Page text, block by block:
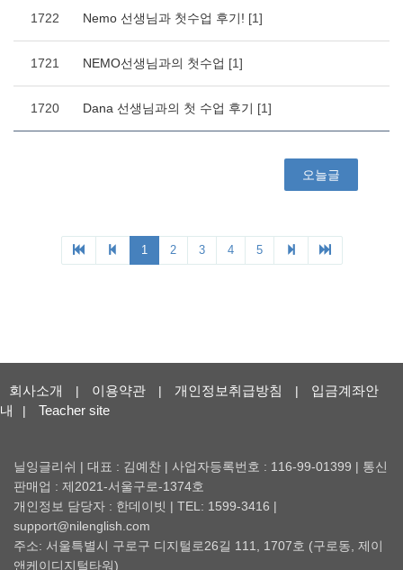
회사소개 | 이용약관 | 개인정보취급방침 |
입금계좌안
내
| Teacher site
닐잉글리쉬 | 대표 : 김예찬 | 사업자등록번호 : 116-99-01399 | 통신
판매업 : 제2021-서울구로-1374호
개인정보 담당자 : 한데이빗 | TEL: 1599-3416 |
support@nilenglish.com
주소: 서울특별시 구로구 디지털로26길 111, 1707호 (구로동, 제이
앤케이디지털타워)